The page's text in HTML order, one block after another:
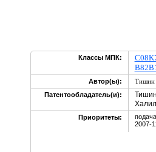
Классы МПК:
Автор(ы): Тишин
Патентообладатель(и):
Приоритеты:
2007-